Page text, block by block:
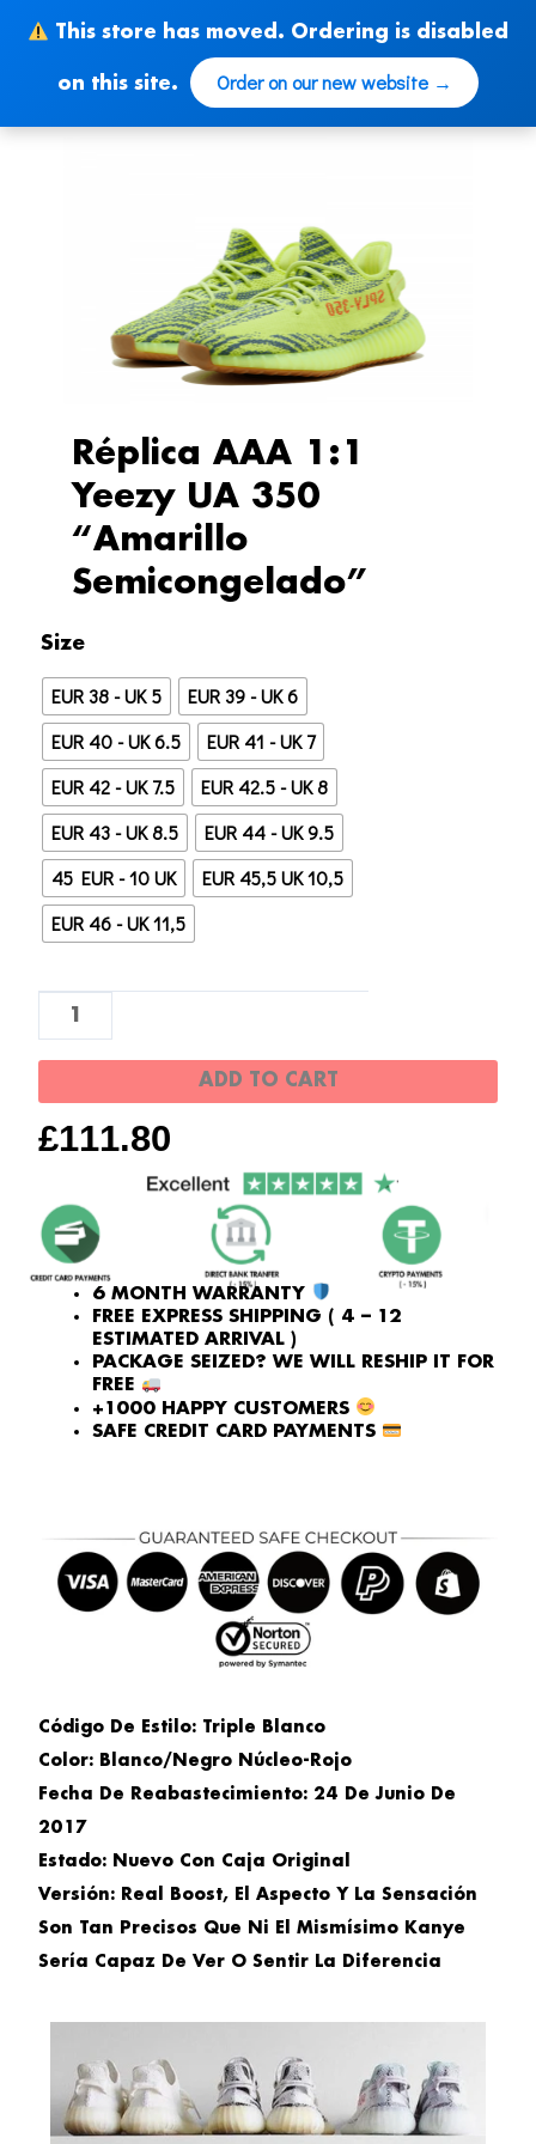
This store has moved. Ordering is disabled
on this site. Order on our new website →
content
Réplica AAA 1:1
Yeezy UA 350
“Amarillo
Semicongelado”
£111.80
Size
EUR 38 - UK 5
EUR 39 - UK 6
EUR 40 - UK 6.5
EUR 41 - UK 7
EUR 42 - UK 7.5
EUR 42.5 - UK 8
EUR 43 - UK 8.5
EUR 44 - UK 9.5
45 EUR - 10 UK
EUR 45,5 UK 10,5
EUR 46 - UK 11,5
Réplica
AAA
1:1
Yeezy
UA
350
"Amarillo
Semicongelado"
quantity
ADD TO CART
6 MONTH WARRANTY
FREE EXPRESS SHIPPING ( 4 – 12
ESTIMATED ARRIVAL )
PACKAGE SEIZED? WE WILL RESHIP IT FOR
FREE
+1000 HAPPY CUSTOMERS
SAFE CREDIT CARD PAYMENTS
Código De Estilo: Triple Blanco
Color: Blanco/Negro Núcleo-Rojo
Fecha De Reabastecimiento: 24 De Junio De
2017
Estado: Nuevo Con Caja Original
Versión: Real Boost, El Aspecto Y La Sensación
Son Tan Precisos Que Ni El Mismísimo Kanye
Sería Capaz De Ver O Sentir La Diferencia